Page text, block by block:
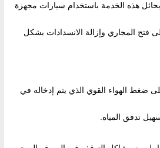
هذه الخدمة باستخدام سيارات مجهزة
فتح المجاري وإزالة الانسدادات بشكل
ضغط الهواء القوي الذي يتم إدخاله في
تدفق المياه.